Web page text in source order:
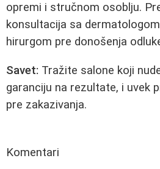
opremi i stručnom osoblju.
konsultacija sa
hirurgom pre donošenja
Savet: Tražite salone koji
garanciju na rezultate, i uvek
pre zakazivanja.
Komentari